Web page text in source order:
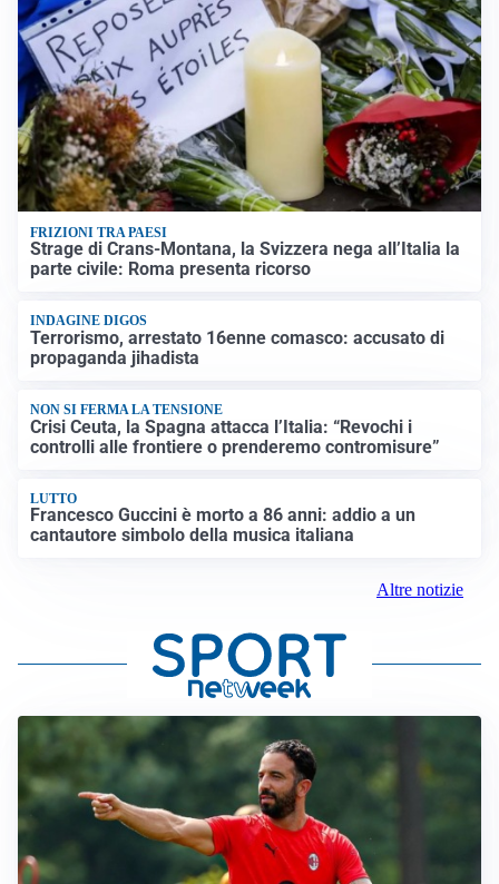
FRIZIONI TRA PAESI
Strage di Crans-Montana, la Svizzera nega all’Italia la
parte civile: Roma presenta ricorso
INDAGINE DIGOS
Terrorismo, arrestato 16enne comasco: accusato di
propaganda jihadista
NON SI FERMA LA TENSIONE
Crisi Ceuta, la Spagna attacca l’Italia: “Revochi i
controlli alle frontiere o prenderemo contromisure”
LUTTO
Francesco Guccini è morto a 86 anni: addio a un
cantautore simbolo della musica italiana
Altre notizie